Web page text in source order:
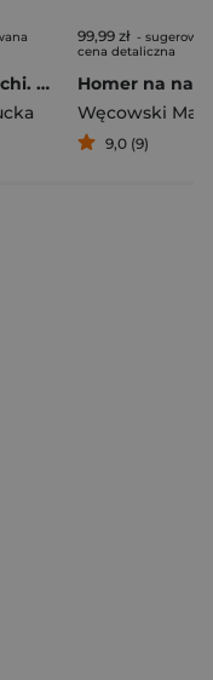
Pierogi z kimchi. Moje ulubione azjatyckie przepisy
99,99 zł -
cena detaliczna
Węcowski
9,0 (9)